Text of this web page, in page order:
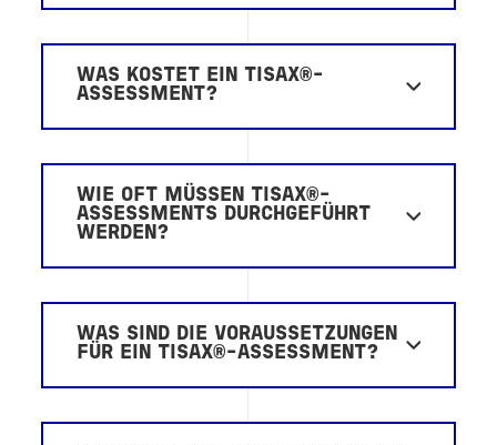
WAS KOSTET EIN TISAX®-
ASSESSMENT?
WIE OFT MÜSSEN TISAX®-
ASSESSMENTS DURCHGEFÜHRT
WERDEN?
WAS SIND DIE VORAUSSETZUNGEN
FÜR EIN TISAX®-ASSESSMENT?